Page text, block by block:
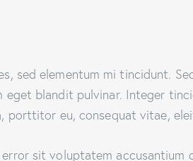
sed elementum mi tincidunt.
eget blandit pulvinar. Integer
porttitor eu, consequat vitae,
sit voluptatem